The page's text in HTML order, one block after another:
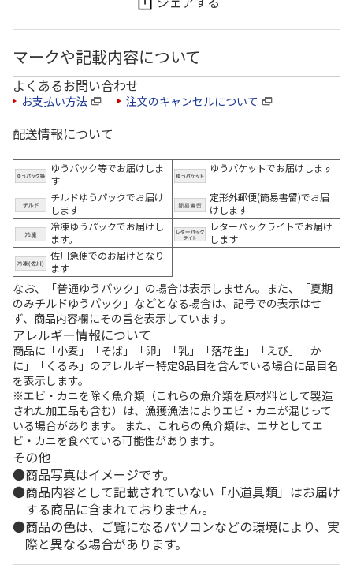
マークや記載内容について
よくあるお問い合わせ
お支払い方法 注文のキャンセルについて
配送情報について
ゆうパック等でお届けしま
す
ゆうパケットでお届けします
チルドゆうパックでお届け
します
定形外郵便(簡易書留)でお届
けします
冷凍ゆうパックでお届けし
ます。
レターパックライトでお届け
します
佐川急便でのお届けとなり
ます
なお、「普通ゆうパック」の場合は表示しません。また、「夏期
のみチルドゆうパック」などとなる場合は、記号での表示はせ
ず、商品内容欄にその旨を表示しています。
アレルギー情報について
商品に「小麦」「そば」「卵」「乳」「落花生」「えび」「か
に」「くるみ」のアレルギー特定8品目を含んでいる場合に品目名
を表示します。
※エビ・カニを除く魚介類（これらの魚介類を原材料として製造
された加工品も含む）は、漁獲漁法によりエビ・カニが混じって
いる場合があります。 また、これらの魚介類は、エサとしてエ
ビ・カニを食べている可能性があります。
その他
商品写真はイメージです。
商品内容として記載されていない「小道具類」はお届け
する商品に含まれておりません。
商品の色は、ご覧になるパソコンなどの環境により、実
際と異なる場合があります。